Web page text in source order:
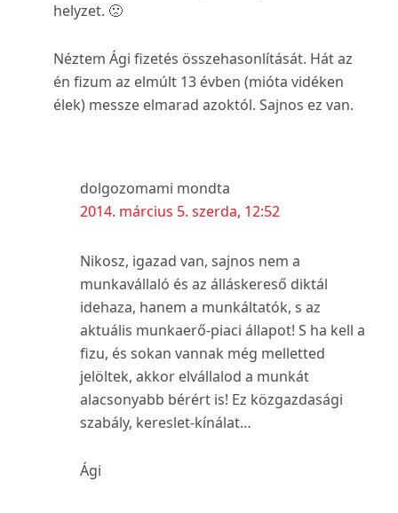
helyzet. 🙁
Néztem Ági fizetés összehasonlítását. Hát az
én fizum az elmúlt 13 évben (mióta vidéken
élek) messze elmarad azoktól. Sajnos ez van.
dolgozomami mondta
2014. március 5. szerda, 12:52
Nikosz, igazad van, sajnos nem a
munkavállaló és az álláskereső diktál
idehaza, hanem a munkáltatók, s az
aktuális munkaerő-piaci állapot! S ha kell a
fizu, és sokan vannak még melletted
jelöltek, akkor elvállalod a munkát
alacsonyabb bérért is! Ez közgazdasági
szabály, kereslet-kínálat…
Ági